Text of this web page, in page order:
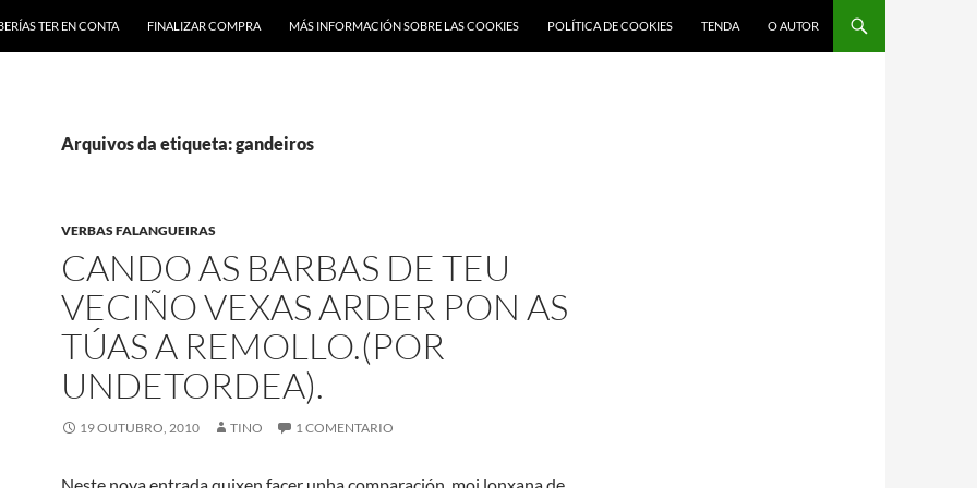
TER EN CONTA FINALIZAR COMPRA MÁS INFORMACIÓN SOBRE LAS COOKIES POLÍTICA DE COOKIES TENDA O AUTOR
Arquivos da etiqueta: gandeiros
VERBAS FALANGUEIRAS
CANDO AS BARBAS DE TEU
VECIÑO VEXAS ARDER PON AS
TÚAS A REMOLLO.(POR
UNDETORDEA).
19 OUTUBRO, 2010 TINO 1 COMENTARIO